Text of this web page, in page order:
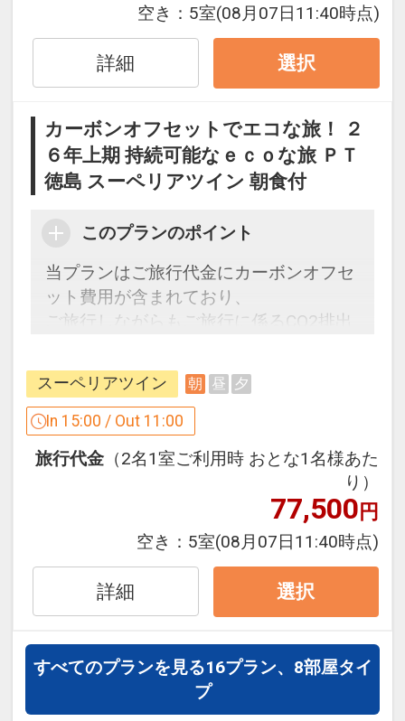
ポイントの一例
・アオアヲビーチランド・体験メニュ
ー・たぬきプログラムのさまざまなメニ
ューをお得にお楽しみいただけます。
14：30） ※ランチはチェックイン日を
除く
・ドリンクサービス（10:00～22:00） ※
・滞在中テニスコート・レンタサイクル
※予約状況により時間制限させていただ
く場合がございます。
・アーリーチェックイン１４：００（通
１２：００（通常１１：００）でご利用
いただけます。
※2026年5/2～6、7/3～5・10～12・17
～8/31、9/19～23を除く
※クラブサビー特色は予告なく変更とな
ホテルのホームページにて
ここがポイント！
【対象期間：4/1～9/30】
●おとなおひとり様につき、釣り堀体験1
回30分間を代金不要でご利用いただけま
す。(通常：1回５００円)
空き： 5室(08月07日11:40時点)
詳細 選択
カーボンオフセットでエコな旅！ ２
６年上期 持続可能なｅｃｏな旅 ＰＴ
徳島 スーペリアツイン 朝食付
このプランのポイント
当プランはご旅行代金にカーボンオフセ
ット費用が含まれており、
ご旅行しながらもご旅行に係るCO2排出
す。
持続可能なecoな旅をしてみませんか？
※画像をクリック/タップで拡大しま
スーペリアツイン 朝 昼 夕
In 15:00 / Out 11:00
旅行代金 （2名1室ご利用時 おとな1名様あた
り）
77,500円
空き： 5室(08月07日11:40時点)
詳細 選択
すべてのプランを見る16プラン、8部屋タイ
プ